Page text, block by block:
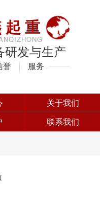
重
研发与生产
誉 服务
关于我们
联系我们